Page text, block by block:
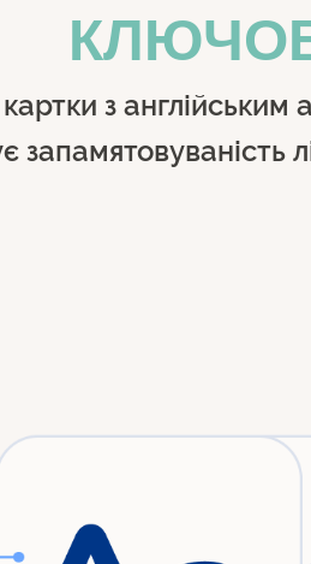
з
запамятовуваність